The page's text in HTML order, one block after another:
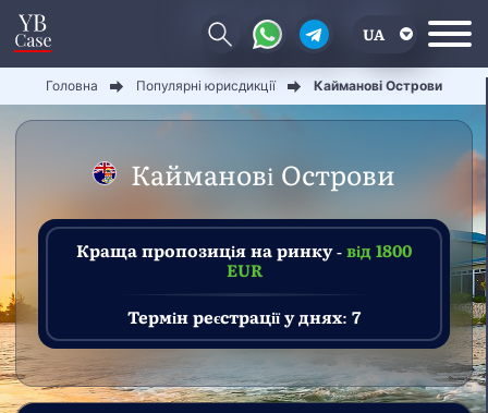
UA
EN
Головна Популярні юрисдикції Кайманові Острови
Кайманові Острови
Краща пропозиція на ринку -від 1800
EUR
Термін реєстрації у днях: 7